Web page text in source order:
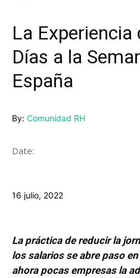
La Experiencia
Días a la
España
By: Comunidad RH
Date:
16 julio, 2022
La práctica de reducir la
los salarios se abre paso
ahora pocas empresas la